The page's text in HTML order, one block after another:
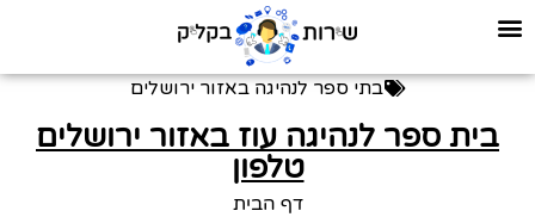
בתי ספר לנהיגה באזור ירושלים
בית ספר לנהיגה עוז באזור ירושלים
טלפון
דף הבית